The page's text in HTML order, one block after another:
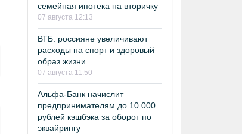
семейная ипотека на вторичку
07 августа 12:13
ВТБ: россияне увеличивают
расходы на спорт и здоровый
образ жизни
07 августа 11:50
Альфа-Банк начислит
предпринимателям до 10 000
рублей кэшбэка за оборот по
эквайрингу